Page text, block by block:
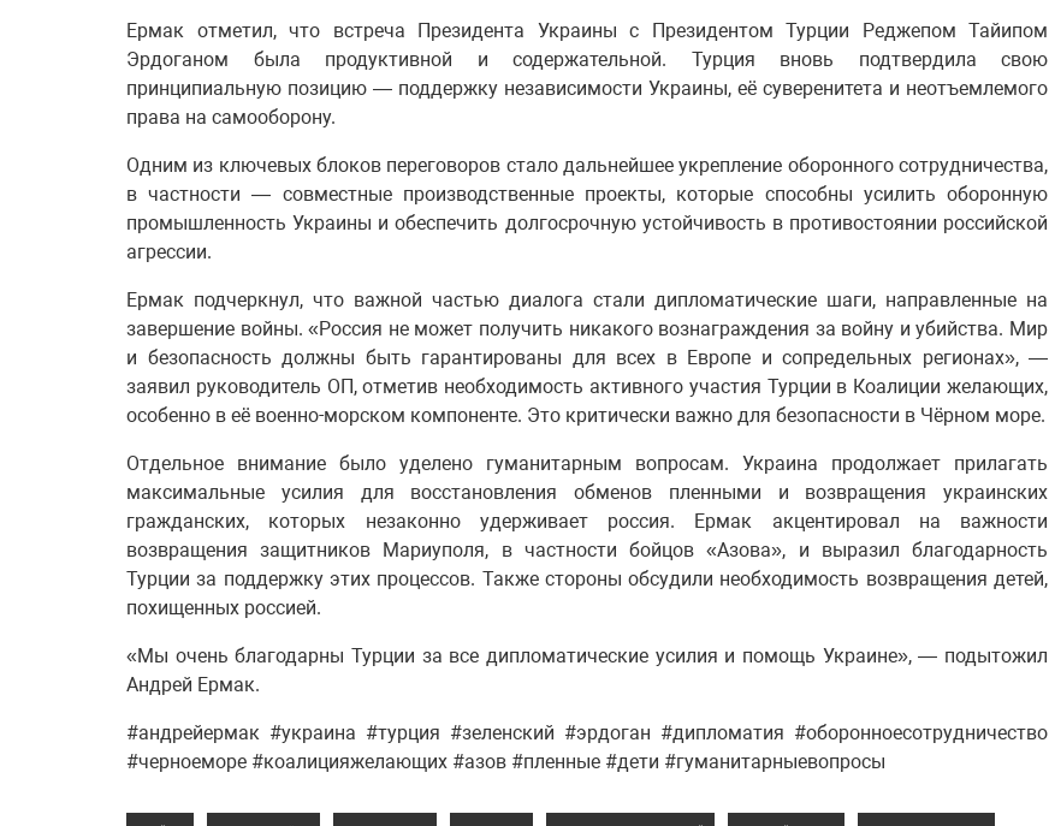
Ермак отметил, что встреча Президента Украины с Президентом Турции Реджепом Тайипом
Эрдоганом была продуктивной и содержательной. Турция вновь подтвердила свою
принципиальную позицию — поддержку независимости Украины, её суверенитета и неотъемлемого
права на самооборону.
Одним из ключевых блоков переговоров стало дальнейшее укрепление оборонного сотрудничества,
в частности — совместные производственные проекты, которые способны усилить оборонную
промышленность Украины и обеспечить долгосрочную устойчивость в противостоянии российской
агрессии.
Ермак подчеркнул, что важной частью диалога стали дипломатические шаги, направленные на
завершение войны. «Россия не может получить никакого вознаграждения за войну и убийства. Мир
и безопасность должны быть гарантированы для всех в Европе и сопредельных регионах», —
заявил руководитель ОП, отметив необходимость активного участия Турции в Коалиции желающих,
особенно в её военно-морском компоненте. Это критически важно для безопасности в Чёрном море.
Отдельное внимание было уделено гуманитарным вопросам. Украина продолжает прилагать
максимальные усилия для восстановления обменов пленными и возвращения украинских
гражданских, которых незаконно удерживает россия. Ермак акцентировал на важности
возвращения защитников Мариуполя, в частности бойцов «Азова», и выразил благодарность
Турции за поддержку этих процессов. Также стороны обсудили необходимость возвращения детей,
похищенных россией.
«Мы очень благодарны Турции за все дипломатические усилия и помощь Украине», — подытожил
Андрей Ермак.
#андрейермак #украина #турция #зеленский #эрдоган #дипломатия #оборонноесотрудничество
#черноеморе #коалицияжелающих #азов #пленные #дети #гуманитарныевопросы